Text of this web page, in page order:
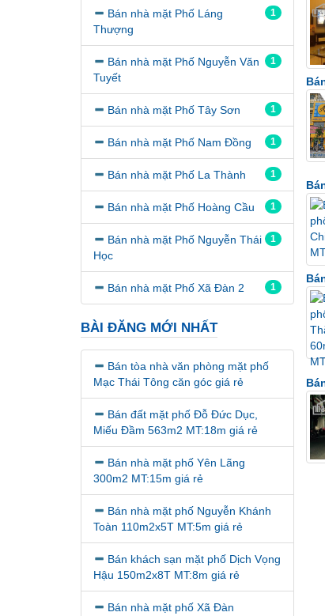
1
Bán nhà mặt Phố Láng
Thượng
1
Bán nhà mặt Phố Nguyễn Văn
Tuyết
1
Bán nhà mặt Phố Tây Sơn
1
Bán nhà mặt Phố Nam Đồng
1
Bán nhà mặt Phố La Thành
1
Bán nhà mặt Phố Hoàng Cầu
1
Bán nhà mặt Phố Nguyễn Thái
Học
1
Bán nhà mặt Phố Xã Đàn 2
BÀI ĐĂNG MỚI NHẤT
Bán tòa nhà văn phòng mặt phố
Mạc Thái Tông căn góc giá rẻ
Bán đất mặt phố Đỗ Đức Dục,
Miếu Đầm 563m2 MT:18m giá rẻ
Bán nhà mặt phố Yên Lãng
300m2 MT:15m giá rẻ
Bán nhà mặt phố Nguyễn Khánh
Toàn 110m2x5T MT:5m giá rẻ
Bán khách sạn mặt phố Dịch Vọng
Hậu 150m2x8T MT:8m giá rẻ
Bán nhà mặt phố Xã Đàn